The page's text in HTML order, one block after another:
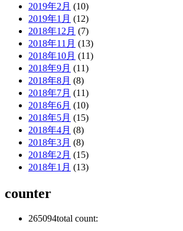
2019年2月 (10)
2019年1月 (12)
2018年12月 (7)
2018年11月 (13)
2018年10月 (11)
2018年9月 (11)
2018年8月 (8)
2018年7月 (11)
2018年6月 (10)
2018年5月 (15)
2018年4月 (8)
2018年3月 (8)
2018年2月 (15)
2018年1月 (13)
counter
265094total count: